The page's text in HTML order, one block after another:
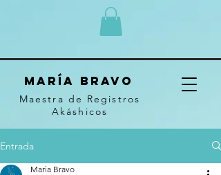
MARÍA BRAVO
Maestra de Registros
Akáshicos
Entrada
Maria Bravo